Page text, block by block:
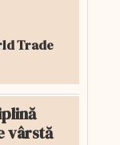
Trade
vârstă